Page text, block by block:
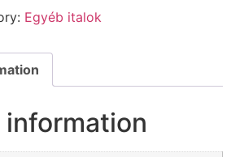
Egyéb italok